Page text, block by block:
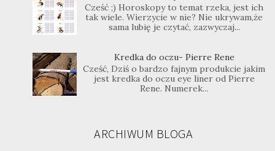
Cześć ;) Horoskopy to temat rzeka, jest ich
tak wiele. Wierzycie w nie? Nie ukrywam,że
sama lubię je czytać, zazwyczaj...
Kredka do oczu- Pierre Rene
Cześć, Dziś o bardzo fajnym produkcie jakim
jest kredka do oczu eye liner od Pierre
Rene. Numerek...
ARCHIWUM BLOGA